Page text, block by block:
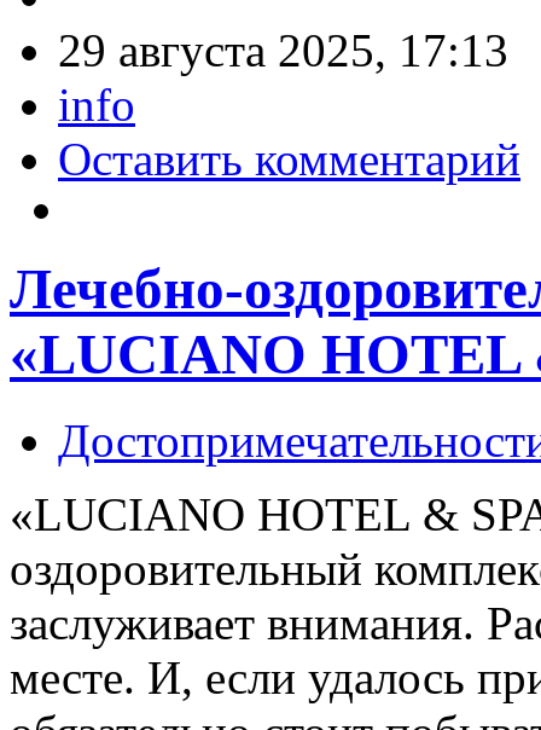
29 августа 2025, 17:13
info
Оставить комментарий
Лечебно-
«LUCIANO HOTEL
«LUCIANO HOTEL &
оздоровительный
заслуживает внимания.
месте. И, если удалось